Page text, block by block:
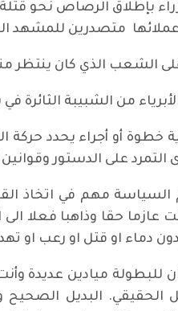
بإطلاق الرصاص نحو
متصدرين للمشهد
الشعب الذي كان ينتظر
من الشبيبة
خطوة أو أجراء يحدد
التمرد على الدستور
مهم في اتخاذ
حقا وذاهبا فعلا الى
دماء او قتل او رعب او
للبطولة ميادين عديدة
البديل الصحيح